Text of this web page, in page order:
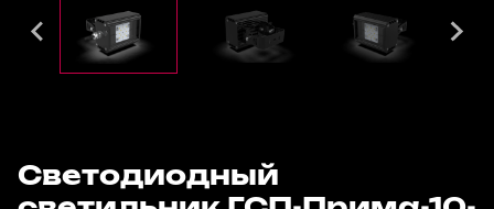
Светодиодный